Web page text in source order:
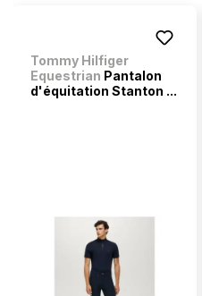
Tommy Hilfiger
Equestrian Pantalon
d'équitation Stanton ...